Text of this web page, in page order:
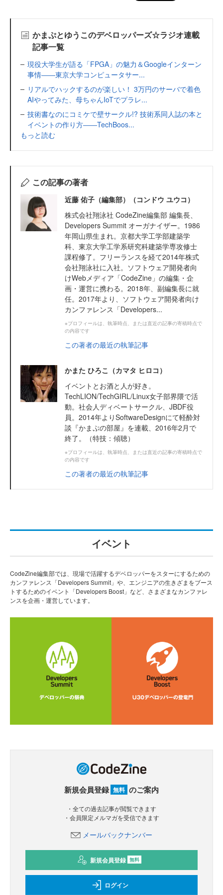
かまぷとゆうこのデベロッパーズ☆ラジオ連載
記事一覧
現役大学生が語る「FPGA」の魅力＆Googleインターン
事情――東京大学コンピュータサー...
リアルでハックするのが楽しい！ 3万円のサーバで着色
AIやってみた、母ちゃんIoTでプラレ...
技術書なのにコミケで壁サークル!? 技術系同人誌の本と
イベントの作り方――TechBoos...
もっと読む
この記事の著者
近藤 佑子（編集部）（コンドウ ユウコ）
株式会社翔泳社 CodeZine編集部 編集長、
Developers Summit オーガナイザー。1986
年岡山県生まれ。京都大学工学部建築学
科、東京大学工学系研究科建築学専攻修士
課程修了。フリーランスを経て2014年株式
会社翔泳社に入社。ソフトウェア開発者向
けWebメディア「CodeZine」の編集・企
画・運営に携わる。2018年、副編集長に就
任。2017年より、ソフトウェア開発者向け
カンファレンス「Developers...
※プロフィールは、執筆時点、または直近の記事の寄稿時点で
の内容です
この著者の最近の執筆記事
かまた ひろこ（カマタ ヒロコ）
イベントとお酒と人が好き。
TechLION/TechGIRL/Linux女子部界隈で活
動。社会人ディベートサークル、JBDF役
員。2014年よりSoftwareDesignにて軽酔対
談『かまぷの部屋』を連載、2016年2月で
終了。（特技：傾聴）
※プロフィールは、執筆時点、または直近の記事の寄稿時点で
の内容です
この著者の最近の執筆記事
イベント
CodeZine編集部では、現場で活躍するデベロッパーをスターにするための
カンファレンス「Developers Summit」や、エンジニアの生きざまをブース
トするためのイベント「Developers Boost」など、さまざまなカンファレ
ンスを企画・運営しています。
新規会員登録 無料 のご案内
・全ての過去記事が閲覧できます
・会員限定メルマガを受信できます
メールバックナンバー
新規会員登録 無料
ログイン